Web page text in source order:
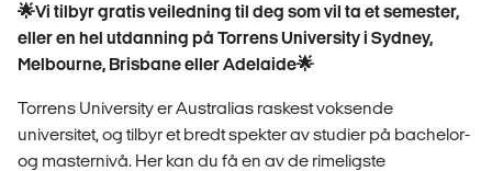
🌟Vi tilbyr gratis veiledning til deg som vil ta et semester,
eller en hel utdanning på Torrens University i Sydney,
Melbourne, Brisbane eller Adelaide🌟
Torrens University er Australias raskest voksende
universitet, og tilbyr et bredt spekter av studier på bachelor-
og masternivå. Her kan du få en av de rimeligste